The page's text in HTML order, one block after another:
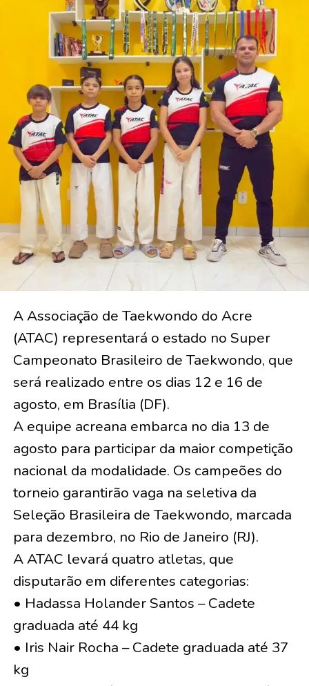
A Associação de Taekwondo do Acre
(ATAC) representará o estado no Super
Campeonato Brasileiro de Taekwondo, que
será realizado entre os dias 12 e 16 de
agosto, em Brasília (DF).
A equipe acreana embarca no dia 13 de
agosto para participar da maior competição
nacional da modalidade. Os campeões do
torneio garantirão vaga na seletiva da
Seleção Brasileira de Taekwondo, marcada
para dezembro, no Rio de Janeiro (RJ).
A ATAC levará quatro atletas, que
disputarão em diferentes categorias:
• Hadassa Holander Santos – Cadete
graduada até 44 kg
• Iris Nair Rocha – Cadete graduada até 37
kg